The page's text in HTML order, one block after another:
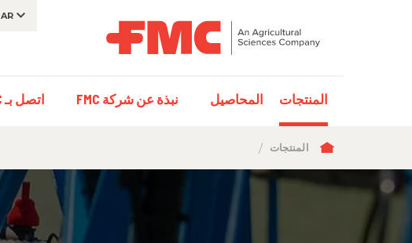
AR
MAIN
NAVIGATION
المنتجات المحاصيل نبذة عن شركة FMC اتصل بـ FMC
مسار
التنقل
المنتجات